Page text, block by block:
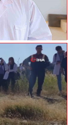
Birlikte